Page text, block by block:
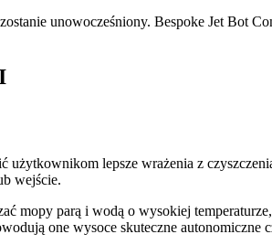
unowocześniony. Bespoke Jet Bot
lepsze wrażenia z
wejście.
mopy parą i wodą o wysokiej
one wysoce skuteczne autonomiczne